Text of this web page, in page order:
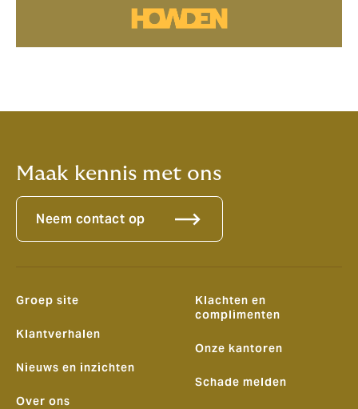
Maak kennis met ons
Neem contact op
Groep site
Klantverhalen
Nieuws en inzichten
Over ons
Klachten en
complimenten
Onze kantoren
Schade melden